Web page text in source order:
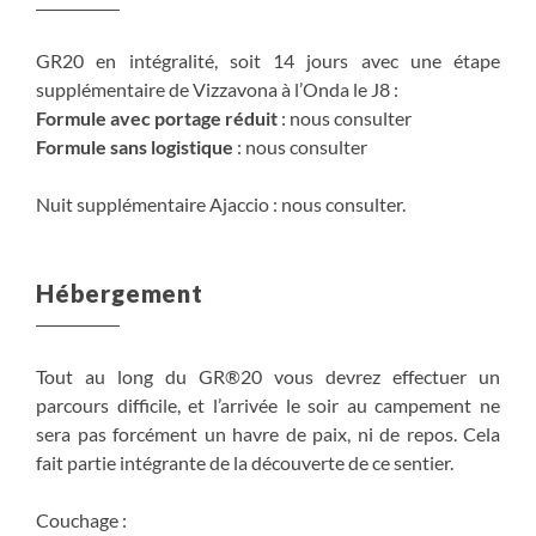
GR20 en intégralité, soit 14 jours avec une étape
supplémentaire de Vizzavona à l’Onda le J8 :
Formule avec portage réduit : nous consulter
Formule sans logistique : nous consulter
Nuit supplémentaire Ajaccio : nous consulter.
Hébergement
Tout au long du GR®20 vous devrez effectuer un
parcours difficile, et l’arrivée le soir au campement ne
sera pas forcément un havre de paix, ni de repos. Cela
fait partie intégrante de la découverte de ce sentier.
Couchage :